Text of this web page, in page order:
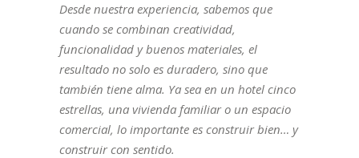
Desde nuestra experiencia, sabemos que
cuando se combinan creatividad,
funcionalidad y buenos materiales, el
resultado no solo es duradero, sino que
también tiene alma. Ya sea en un hotel cinco
estrellas, una vivienda familiar o un espacio
comercial, lo importante es construir bien… y
construir con sentido.